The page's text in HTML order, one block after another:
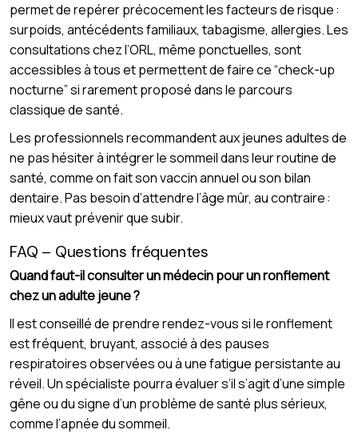
permet de repérer précocement les facteurs de risque :
surpoids, antécédents familiaux, tabagisme, allergies. Les
consultations chez l’ORL, même ponctuelles, sont
accessibles à tous et permettent de faire ce “check-up
nocturne” si rarement proposé dans le parcours
classique de santé.
Les professionnels recommandent aux jeunes adultes de
ne pas hésiter à intégrer le sommeil dans leur routine de
santé, comme on fait son vaccin annuel ou son bilan
dentaire. Pas besoin d’attendre l’âge mûr, au contraire :
mieux vaut prévenir que subir.
FAQ – Questions fréquentes
Quand faut-il consulter un médecin pour un ronflement
chez un adulte jeune ?
Il est conseillé de prendre rendez-vous si le ronflement
est fréquent, bruyant, associé à des pauses
respiratoires observées ou à une fatigue persistante au
réveil. Un spécialiste pourra évaluer s’il s’agit d’une simple
gêne ou du signe d’un problème de santé plus sérieux,
comme l’apnée du sommeil.